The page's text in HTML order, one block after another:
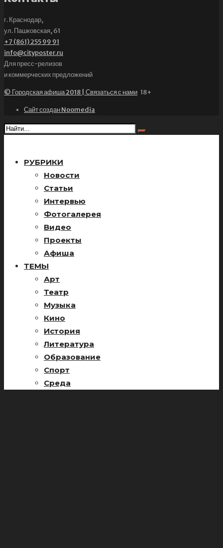
г. Краснодар,
ул. Пашковская, 61
+7 (861) 255 99 91
info@cityposter.ru
Для пресс-релизов
и коммерческих предложений
© Городская афиша 2018 | Связаться с нами 18+
Сайт создан Noomedia
РУБРИКИ
Новости
Статьи
Интервью
Фотогалерея
Видео
Проекты
Афиша
ТЕМЫ
Арт
Театр
Музыка
Кино
История
Литература
Образование
Спорт
Среда